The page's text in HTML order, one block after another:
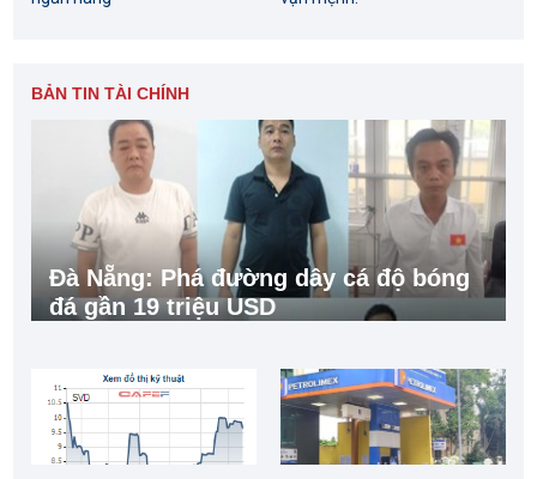
BẢN TIN TÀI CHÍNH
Đà Nẵng: Phá đường dây cá độ bóng
đá gần 19 triệu USD